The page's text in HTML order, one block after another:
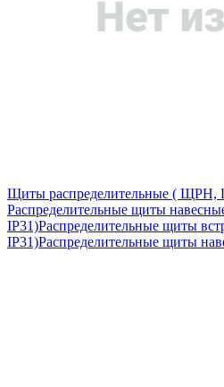
Щиты распределительные ( ЩРН,
Распределительные щиты
IP31)Распределительные щиты
IP31)Распределительные щиты